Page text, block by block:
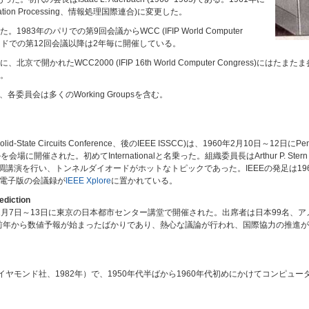
Processing、情報処理国際連合)に変更した。
。1983年のパリでの第9回会議からWCC (IFIP World Computer
での第12回会議以降は2年毎に開催している。
、北京で開かれたWCC2000 (IFIP 16th World Computer Congress)にはたまた
委員会は多くのWorking Groupsを含む。
State Circuits Conference、後のIEEE ISSCC)は、1960年2月10日～12日に
会場に開催された。初めてInternationalと名乗った。組織委員長はArthur P.
演を行い、トンネルダイオードがホットなトピックであった。IEEEの発足は
子版の会議録がIEEE Xploreに置かれている。
7日～13日に東京の日本都市センター講堂で開催された。出席者は日本99名、
から数値予報が始まったばかりであり、熱心な議論が行われ、国際協力の推進
モンド社、1982年）で、1950年代半ばから1960年代初めにかけてコンピュー